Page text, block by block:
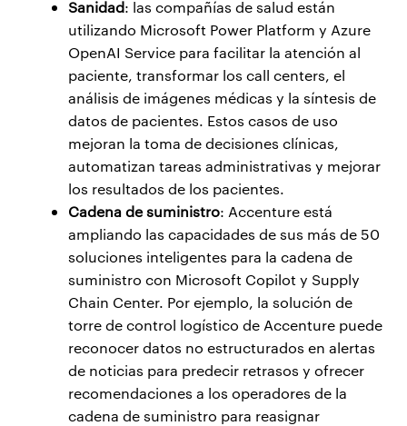
Sanidad: las compañías de salud están
utilizando Microsoft Power Platform y Azure
OpenAI Service para facilitar la atención al
paciente, transformar los call centers, el
análisis de imágenes médicas y la síntesis de
datos de pacientes. Estos casos de uso
mejoran la toma de decisiones clínicas,
automatizan tareas administrativas y mejorar
los resultados de los pacientes.
Cadena de suministro: Accenture está
ampliando las capacidades de sus más de 50
soluciones inteligentes para la cadena de
suministro con Microsoft Copilot y Supply
Chain Center. Por ejemplo, la solución de
torre de control logístico de Accenture puede
reconocer datos no estructurados en alertas
de noticias para predecir retrasos y ofrecer
recomendaciones a los operadores de la
cadena de suministro para reasignar